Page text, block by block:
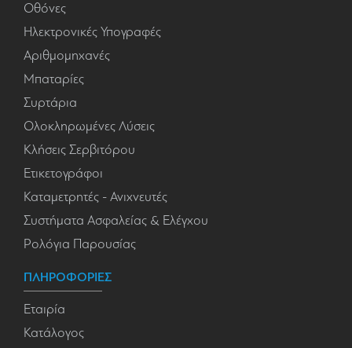
Οθόνες
Ηλεκτρονικές Υπογραφές
Αριθμομηχανές
Μπαταρίες
Συρτάρια
Ολοκληρωμένες Λύσεις
Κλήσεις Σερβιτόρου
Ετικετογράφοι
Καταμετρητές - Ανιχνευτές
Συστήματα Ασφαλείας & Ελέγχου
Ρολόγια Παρουσίας
ΠΛΗΡΟΦΟΡΙΕΣ
Εταιρία
Κατάλογος